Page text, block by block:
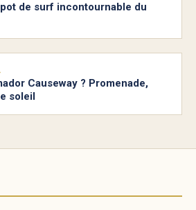
de surf incontournable du
Causeway ? Promenade,
soleil